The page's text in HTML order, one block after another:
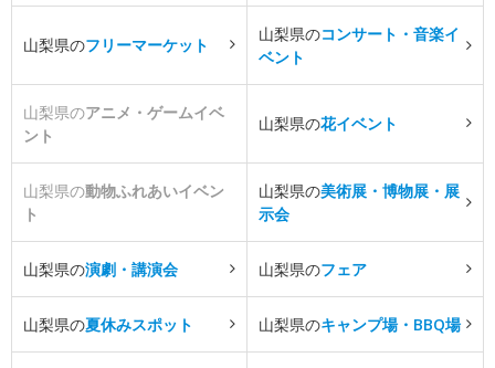
山梨県のフリーマーケット
山梨県のコンサート・音楽イ
ベント
山梨県のアニメ・ゲームイベ
ント
山梨県の花イベント
山梨県の動物ふれあいイベン
ト
山梨県の美術展・博物展・展
示会
山梨県の演劇・講演会 山梨県のフェア
山梨県の夏休みスポット 山梨県のキャンプ場・BBQ場